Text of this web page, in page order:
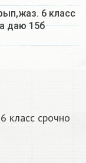
6 класс
даю 15б​
класс срочно